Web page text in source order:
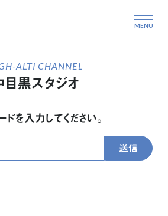
ALTI CHANNEL
目黒スタジオ
ドを入力してください。